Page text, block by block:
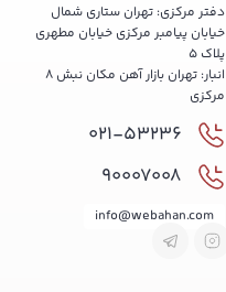
دفتر مرکزی: تهران ستاری شمال
خیابان پیامبر مرکزی خیابان مطهری
پلاک 5
انبار: تهران بازار آهن مکان نبش 8
مرکزی
021-53236
90007008
info@webahan.com